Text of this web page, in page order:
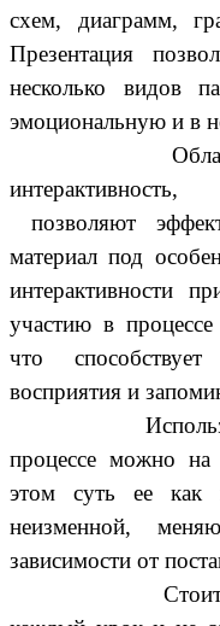
схем, диаграмм,
Презентация
несколько видов
эмоциональную и в
Обладая
позволяют
материал под
интерактивности
участию в
что
восприятия и
процессе можно на
этом суть ее как
неизменной,
зависимости от
Стоит ли